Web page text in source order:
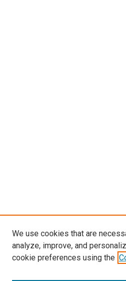
We use cookies that are
analyze, improve, and
cookie preferences using the